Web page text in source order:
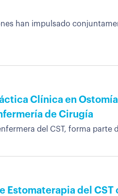
han impulsado
Clínica en
de Cirugía
del CST, forma parte
Estomaterapia del